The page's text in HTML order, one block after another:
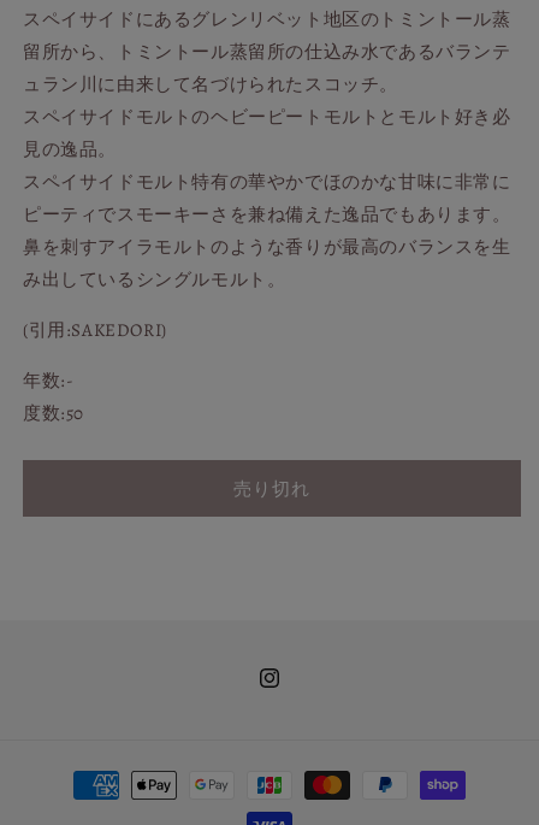
で
き
ま
せ
ん
デ
ュ
ラ
ン
の
数
を
減
ら
す
デ
ュ
ラ
ン
数
を
増
や
スペイサイドにあるグレンリベット地区のトミントール蒸
留所から、
トミントール蒸留所の仕込み水であるバランテ
ュラン川に由来して名づけられたスコッチ。
スペイサイドモルトのヘビーピートモルトとモルト好き必
見の逸品。
スペイサイドモルト特有の華やかでほのかな甘味に非常に
ピーティでスモーキーさを兼ね備えた逸品でもあります。
鼻を刺すアイラモルトのような香りが最高のバランスを生
み出しているシングルモルト。
(引用:SAKEDORI)
年数:-
度数:50
売り切れ
Instagram